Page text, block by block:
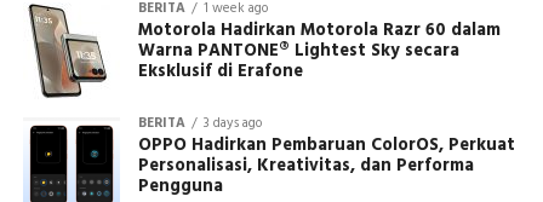
BERITA 1 week ago
Motorola Hadirkan Motorola Razr 60 dalam
Warna PANTONE® Lightest Sky secara
Eksklusif di Erafone
BERITA 3 days ago
OPPO Hadirkan Pembaruan ColorOS, Perkuat
Personalisasi, Kreativitas, dan Performa
Pengguna